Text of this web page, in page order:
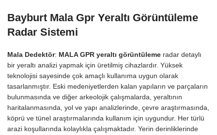
Bayburt Mala Gpr Yeraltı Görüntüleme
Radar Sistemi
Mala Dedektör: MALA GPR yeraltı görüntüleme radar detaylı
bir yeraltı analizi yapmak için üretilmiş cihazlardır. Yüksek
teknolojisi sayesinde çok amaçlı kullanıma uygun olarak
tasarlanmıştır. Eski medeniyetlerden kalan yapıların ve parçaların
bulunmasında ve diğer arkeolojik çalışmalarda, yeraltının
haritalanmasında, yol ve yapı analizlerinde, çevre araştırmasında,
köprü ve tünel araştırmalarında kullanım için uygundur. Her türlü
arazi koşullarında kolaylıkla çalışmaktadır. Yerin derinliklerinde